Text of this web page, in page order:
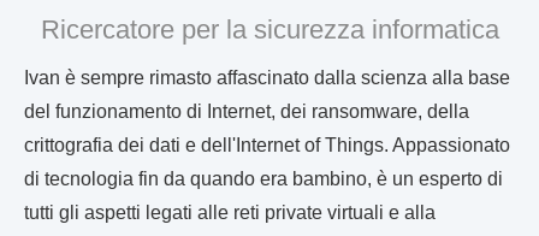
Ricercatore per la sicurezza informatica
Ivan è sempre rimasto affascinato dalla scienza alla base
del funzionamento di Internet, dei ransomware, della
crittografia dei dati e dell'Internet of Things. Appassionato
di tecnologia fin da quando era bambino, è un esperto di
tutti gli aspetti legati alle reti private virtuali e alla